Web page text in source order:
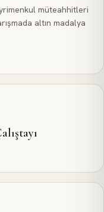
müteahhitleri
altın madalya